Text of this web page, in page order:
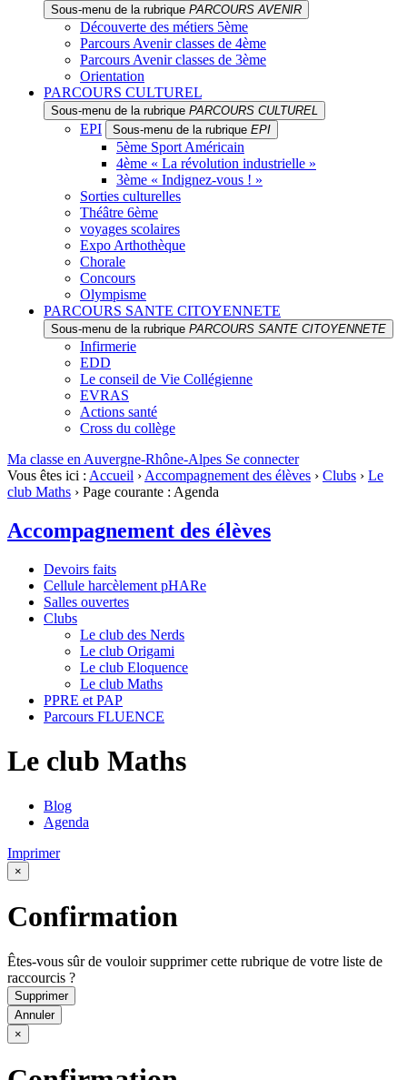
Sous-menu de la rubrique PARCOURS AVENIR
Découverte des métiers 5ème
Parcours Avenir classes de 4ème
Parcours Avenir classes de 3ème
Orientation
PARCOURS CULTUREL
Sous-menu de la rubrique PARCOURS CULTUREL
EPI Sous-menu de la rubrique EPI
5ème Sport Américain
4ème « La révolution industrielle »
3ème « Indignez-vous ! »
Sorties culturelles
Théâtre 6ème
voyages scolaires
Expo Arthothèque
Chorale
Concours
Olympisme
PARCOURS SANTE CITOYENNETE
Sous-menu de la rubrique PARCOURS SANTE CITOYENNETE
Infirmerie
EDD
Le conseil de Vie Collégienne
EVRAS
Actions santé
Cross du collège
Ma classe en Auvergne-Rhône-Alpes Se connecter
Vous êtes ici : Accueil › Accompagnement des élèves › Clubs › Le
club Maths › Page courante : Agenda
Accompagnement des élèves
Devoirs faits
Cellule harcèlement pHARe
Salles ouvertes
Clubs
Le club des Nerds
Le club Origami
Le club Eloquence
Le club Maths
PPRE et PAP
Parcours FLUENCE
Le club Maths
Blog
Agenda
Imprimer
×
Confirmation
Êtes-vous sûr de vouloir supprimer cette rubrique de votre liste de
raccourcis ?
Supprimer
Annuler
×